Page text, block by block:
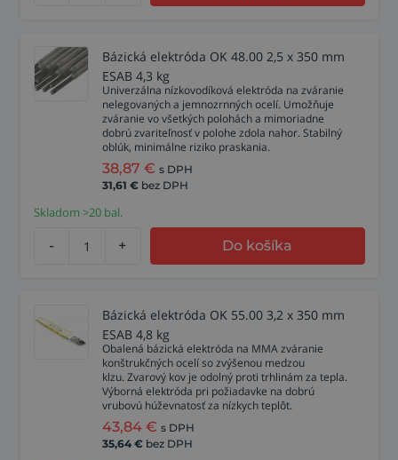
Bázická elektróda OK 48.00 2,5 x 350 mm
ESAB 4,3 kg
Univerzálna nízkovodíková elektróda na zváranie
nelegovaných a jemnozrnných ocelí. Umožňuje
zváranie vo všetkých polohách a mimoriadne
dobrú zvariteľnosť v polohe zdola nahor. Stabilný
oblúk, minimálne riziko praskania.
38,87 € s DPH
31,61 € bez DPH
Skladom >20 bal.
- + Do košíka
Bázická elektróda OK 55.00 3,2 x 350 mm
ESAB 4,8 kg
Obalená bázická elektróda na MMA zváranie
konštrukčných ocelí so zvýšenou medzou
klzu. Zvarový kov je odolný proti trhlinám za tepla.
Výborná elektróda pri požiadavke na dobrú
vrubovú húževnatosť za nízkych teplôt.
43,84 € s DPH
35,64 € bez DPH